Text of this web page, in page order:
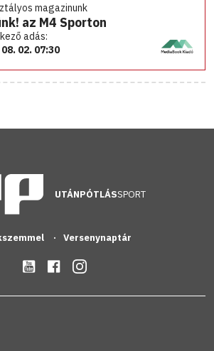
magazinunk
az M4 Sporton
adás:
02. 07:30
UTÁNPÓTLÁSSPORT
Versenynaptár